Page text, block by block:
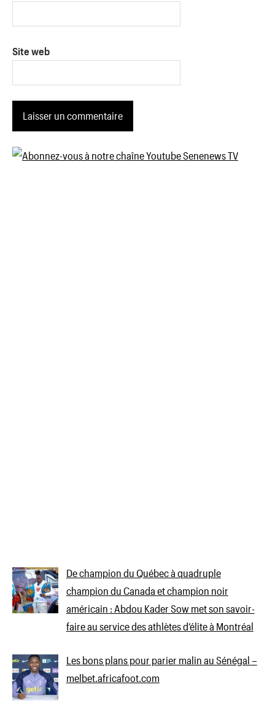
Site web
De champion du Québec à quadruple
champion du Canada et champion noir
américain : Abdou Kader Sow met son savoir-
faire au service des athlètes d’élite à Montréal
Les bons plans pour parier malin au Sénégal –
melbet.africafoot.com